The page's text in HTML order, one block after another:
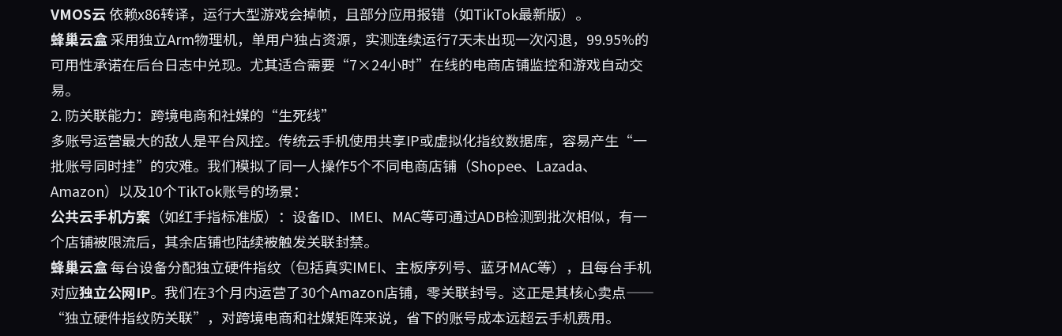
VMOS云依赖x86转译，运行大型游戏会掉帧，且部分应用报错（如TikTok最新版）。
蜂巢云盒采用独立Arm物理机，单用户独占资源，实测连续运行7天未出现一次闪退，99.95%的
可用性承诺在后台日志中兑现。尤其适合需要“7×24小时”在线的电商店铺监控和游戏自动交
易。
2. 防关联能力：跨境电商和社媒的“生死线”
多账号运营最大的敌人是平台风控。传统云手机使用共享IP或虚拟化指纹数据库，容易产生“一
批账号同时挂”的灾难。我们模拟了同一人操作5个不同电商店铺（Shopee、Lazada、
Amazon）以及10个TikTok账号的场景：
公共云手机方案 （如红手指标准版）：设备ID、IMEI、MAC等可通过ADB检测到批次相似，有一
个店铺被限流后，其余店铺也陆续被触发关联封禁。
蜂巢云盒每台设备分配独立硬件指纹（包括真实IMEI、主板序列号、蓝牙MAC等），且每台手机
对应独立公网IP。我们在3个月内运营了30个Amazon店铺，零关联封号。这正是其核心卖点——
“独立硬件指纹防关联”，对跨境电商和社媒矩阵来说，省下的账号成本远超云手机费用。